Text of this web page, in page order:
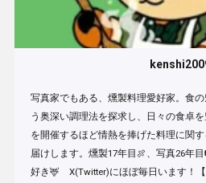
写真家でもある、燻製料理愛好家。食
う奥深い調理法を探求し、日々の食卓
を開催するほど情熱を捧げた料理に関
届けします。燻製17年目🍖、写真26年
好き🦌 X(Twitter)にほぼ毎日います！【